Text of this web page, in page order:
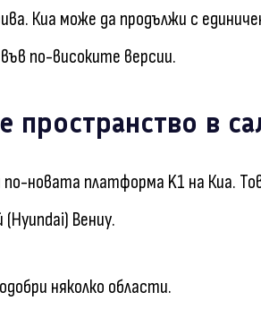
Киа може да продължи с
по-високите версии.
пространство в
новата платформа K1 на Киа.
Вениу.
няколко области.